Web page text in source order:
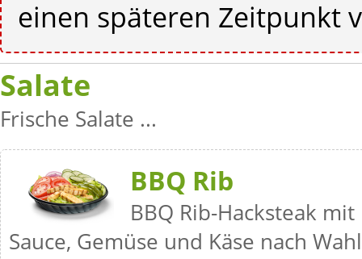
einen späteren Zeitpunkt
Salate
Frische Salate ...
BBQ Rib
BBQ Rib-Hacksteak
Sauce, Gemüse und Käse nach